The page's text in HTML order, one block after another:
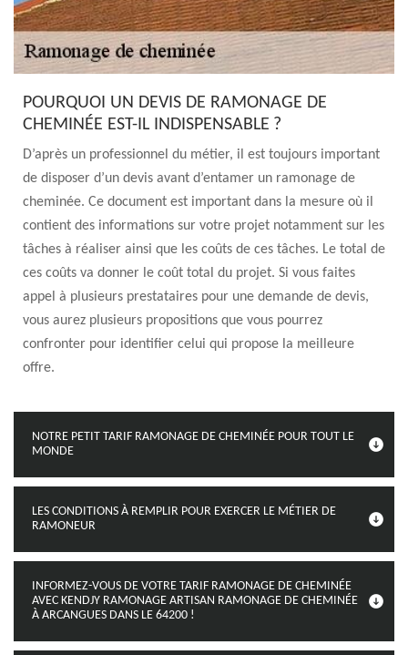
POURQUOI UN DEVIS DE RAMONAGE DE
CHEMINÉE EST-IL INDISPENSABLE ?
D’après un professionnel du métier, il est toujours important
de disposer d’un devis avant d’entamer un ramonage de
cheminée. Ce document est important dans la mesure où il
contient des informations sur votre projet notamment sur les
tâches à réaliser ainsi que les coûts de ces tâches. Le total de
ces coûts va donner le coût total du projet. Si vous faites
appel à plusieurs prestataires pour une demande de devis,
vous aurez plusieurs propositions que vous pourrez
confronter pour identifier celui qui propose la meilleure
offre.
NOTRE PETIT TARIF RAMONAGE DE CHEMINÉE POUR TOUT LE
MONDE
LES CONDITIONS À REMPLIR POUR EXERCER LE MÉTIER DE
RAMONEUR
INFORMEZ-VOUS DE VOTRE TARIF RAMONAGE DE CHEMINÉE
AVEC KENDJY RAMONAGE ARTISAN RAMONAGE DE CHEMINÉE
À ARCANGUES DANS LE 64200 !